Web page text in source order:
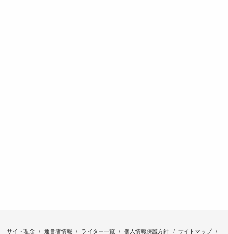
サイト理念 運営者情報 ライター一覧 個人情報保護方針 サイトマップ